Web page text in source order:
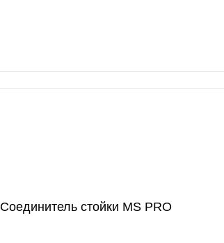
Соединитель стойки MS PRO